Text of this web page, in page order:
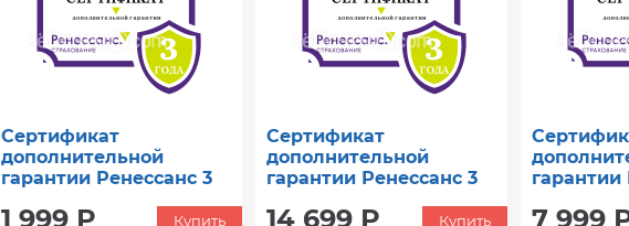
Сертификат
дополнительной
гарантии Ренессанс 3
1 999 Р Купить
Сертификат
дополнительной
гарантии Ренессанс 3
200000)
14 699 Р Купить
гарантии
130000)
7 999